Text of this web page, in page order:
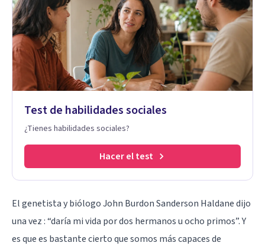
Test de habilidades sociales
¿Tienes habilidades sociales?
Hacer el test
El genetista y biólogo John Burdon Sanderson Haldane dijo
una vez : “daría mi vida por dos hermanos u ocho primos”. Y
es que es bastante cierto que somos más capaces de